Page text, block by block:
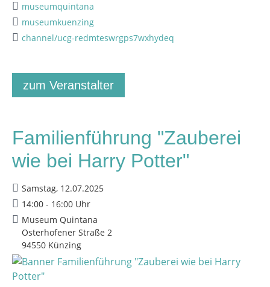
museumquintana
museumkuenzing
channel/ucg-redmteswrgps7wxhydeq
zum Veranstalter
Familienführung "Zauberei
wie bei Harry Potter"
Samstag, 12.07.2025
14:00 - 16:00 Uhr
Museum Quintana
Osterhofener Straße 2
94550 Künzing